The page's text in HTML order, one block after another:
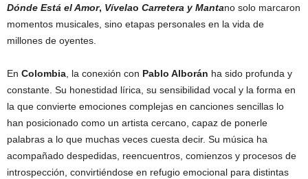
Dónde Está el Amor, Vívelao Carretera y Mantano solo marcaron
momentos musicales, sino etapas personales en la vida de
millones de oyentes.
En Colombia, la conexión con Pablo Alborán ha sido profunda y
constante. Su honestidad lírica, su sensibilidad vocal y la forma en
la que convierte emociones complejas en canciones sencillas lo
han posicionado como un artista cercano, capaz de ponerle
palabras a lo que muchas veces cuesta decir. Su música ha
acompañado despedidas, reencuentros, comienzos y procesos de
introspección, convirtiéndose en refugio emocional para distintas